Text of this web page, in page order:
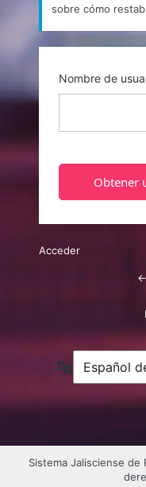
sobre cómo
Nombre de
Acceder
Idioma
Sistema Jalisciense de